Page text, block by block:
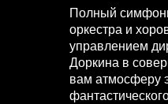
Полный
оркестра и
управлением
Доркина в
вам атмосферу